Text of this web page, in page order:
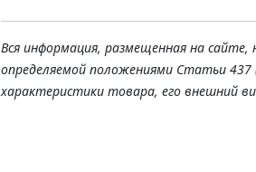
Вся информация, размещенная на
определяемой положениями Статьи
характеристики товара, его внешний